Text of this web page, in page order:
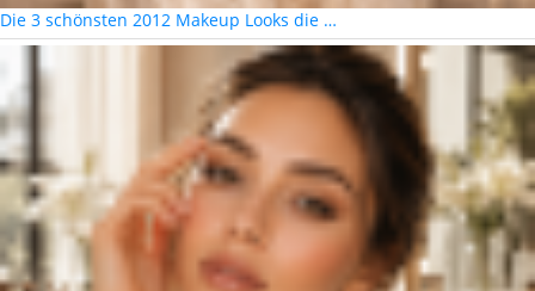
Die 3 schönsten 2012 Makeup Looks die …